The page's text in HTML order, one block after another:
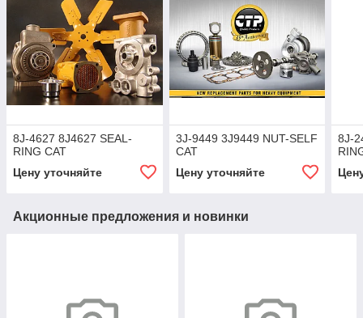
8J-4627 8J4627 SEAL-
RING CAT
Цену уточняйте
3J-9449 3J9449 NUT-SELF
CAT
Цену уточняйте
8J-
Акционные предложения и новинки